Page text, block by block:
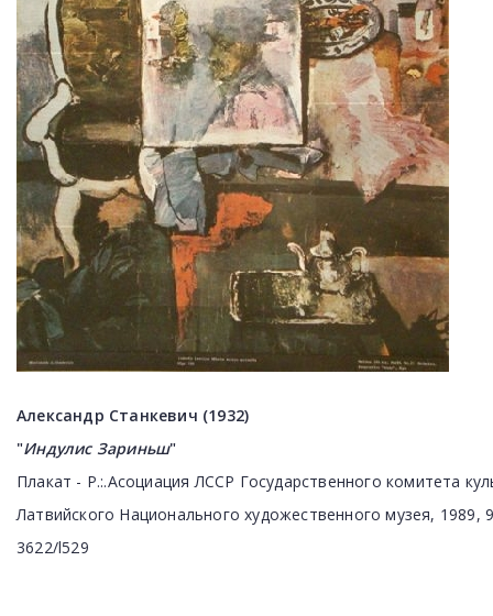
Aлександр Станкевич (1932)
"Индулис Зариньш"
Плакат - Р.:.АсоциацияЛССР Государственногокомитета
Латвийского Национальногохудожественного музея, 1989,
3622/l529